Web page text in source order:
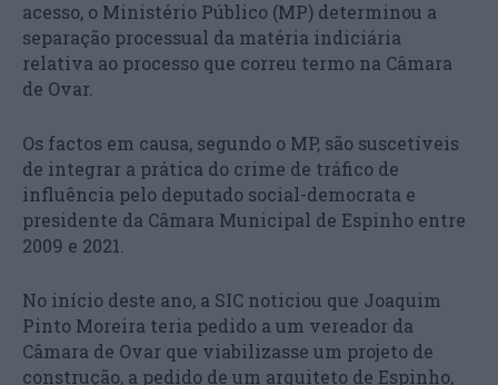
acesso, o Ministério Público (MP) determinou a
separação processual da matéria indiciária
relativa ao processo que correu termo na Câmara
de Ovar.
Os factos em causa, segundo o MP, são suscetíveis
de integrar a prática do crime de tráfico de
influência pelo deputado social-democrata e
presidente da Câmara Municipal de Espinho entre
2009 e 2021.
No início deste ano, a SIC noticiou que Joaquim
Pinto Moreira teria pedido a um vereador da
Câmara de Ovar que viabilizasse um projeto de
construção, a pedido de um arquiteto de Espinho,